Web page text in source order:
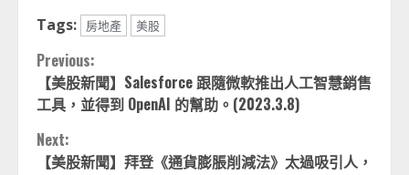
Tags:
房地產 美股
Continue
Reading
Previous:
【美股新聞】Salesforce 跟隨微軟推出人工智慧銷售
工具，並得到 OpenAI 的幫助。(2023.3.8)
Next:
【美股新聞】拜登《通貨膨脹削減法》太過吸引人，